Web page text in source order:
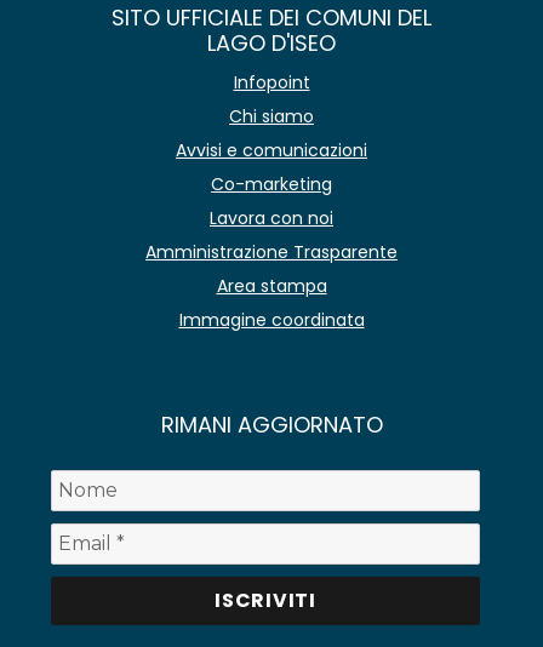
SITO UFFICIALE DEI COMUNI DEL
LAGO D'ISEO
Infopoint
Chi siamo
Avvisi e comunicazioni
Co-marketing
Lavora con noi
Amministrazione Trasparente
Area stampa
Immagine coordinata
RIMANI AGGIORNATO